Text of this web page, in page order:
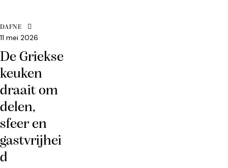
DAFNE
11 mei 2026
De Griekse
keuken
draait om
delen,
sfeer en
gastvrijhei
d